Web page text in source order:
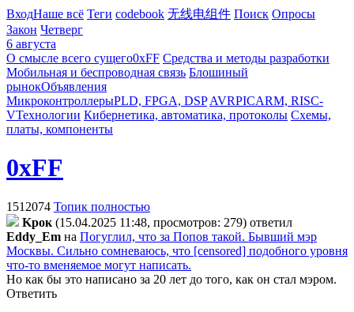
ВходНаше всё Теги codebook 无线电组件 Поиск Опросы
Закон Четверг
6 августа
О смысле всего сущего0xFF Средства и методы разработки
Мобильная и беспроводная связь Блошиный
рынокОбъявления
МикроконтроллерыPLD, FPGA, DSP AVRPICARM, RISC-
VТехнологии Кибернетика, автоматика, протоколы Схемы,
платы, компоненты
0xFF
1512074 Топик полностью
Kpoк (15.04.2025 11:48, просмотров: 279) ответил
Eddy_Em на Погуглил, что за Попов такой. Бывший мэр
Москвы. Сильно сомневаюсь, что [censored] подобного уровня
что-то вменяемое могут написать.
Но как бы это написано за 20 лет до того, как он стал мэром.
Ответить